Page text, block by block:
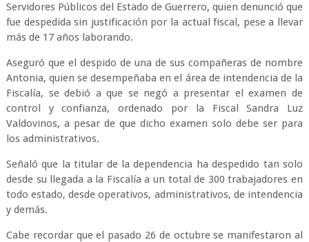
Servidores Públicos del Estado de Guerrero, quien denunció que
fue despedida sin justificación por la actual fiscal, pese a llevar
más de 17 años laborando.
Aseguró que el despido de una de sus compañeras de nombre
Antonia, quien se desempeñaba en el área de intendencia de la
Fiscalía, se debió a que se negó a presentar el examen de
control y confianza, ordenado por la Fiscal Sandra Luz
Valdovinos, a pesar de que dicho examen solo debe ser para
los administrativos.
Señaló que la titular de la dependencia ha despedido tan solo
desde su llegada a la Fiscalía a un total de 300 trabajadores en
todo estado, desde operativos, administrativos, de intendencia
y demás.
Cabe recordar que el pasado 26 de octubre se manifestaron al